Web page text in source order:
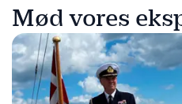
Mød vores